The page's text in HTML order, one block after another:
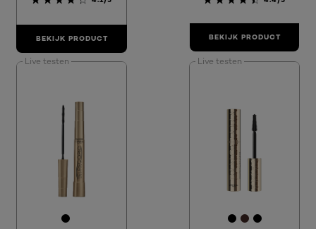
BEKIJK PRODUCT BEKIJK PRODUCT
Live testen
[Color]: #000000
Live testen
[Color]:
[Color]:
[Color]: